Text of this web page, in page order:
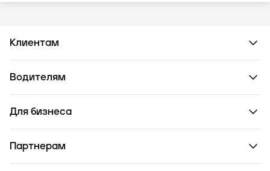
Клиентам
Водителям
Для бизнеса
Партнерам